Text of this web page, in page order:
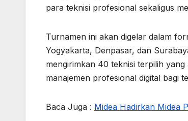
para teknisi profesional sekaligus
Turnamen ini akan digelar dalam
Yogyakarta, Denpasar, dan
mengirimkan 40 teknisi terpilih
manajemen profesional digital bagi
Baca Juga : Midea Hadirkan Midea